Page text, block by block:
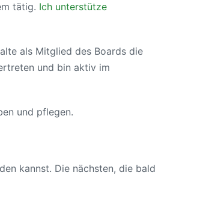
tätig. Ich unterstütze
als Mitglied des Boards die
und bin aktiv im
und pflegen.
kannst. Die nächsten, die bald